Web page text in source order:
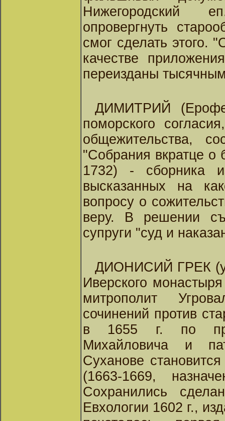
Нижегородский
опровергнуть
смог сделать этого.
качестве
переизданы
ДИМИТРИЙ
поморского
общежительства,
"Собрания вкратце о
1732) - сборника
высказанных на
вопросу о
веру. В решении
супруги "суд и
ДИОНИСИЙ ГРЕК
Иверского
митрополит
сочинений против
в 1655 г. по
Михайловича и
Суханове
(1663-1669,
Сохранились
Евхологии 1602 г.,